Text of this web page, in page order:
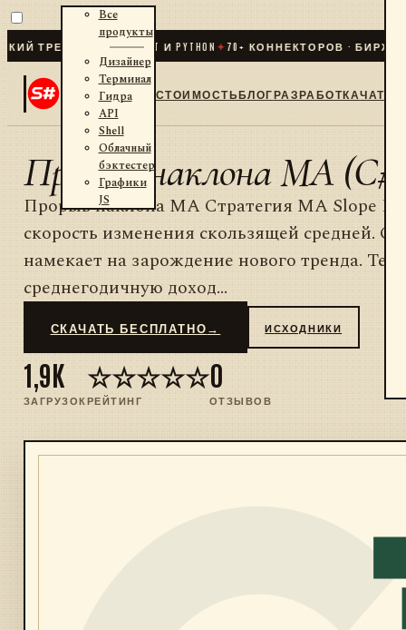
ТРЕЙДИНГ ДЛЯ .NET И PYTHON ✦ 70+ КОННЕКТОРОВ · БИРЖИ ·
Все
продукты
Дизайнер
Терминал
Гидра
API
Shell
Облачный
бэктестер
Графики
JS
СТОИМОСТЬБЛОГРАЗРАБОТКАЧАТ
Прорыв наклона MA (C#)
Прорыв наклона MA Стратегия MA Slope
скорость изменения скользящей средней.
намекает на зарождение нового тренда.
среднегодичную доход...
СКАЧАТЬ БЕСПЛАТНО → ИСХОДНИКИ
1,9K
ЗАГРУЗОК
☆☆☆☆☆
РЕЙТИНГ
0
ОТЗЫВОВ